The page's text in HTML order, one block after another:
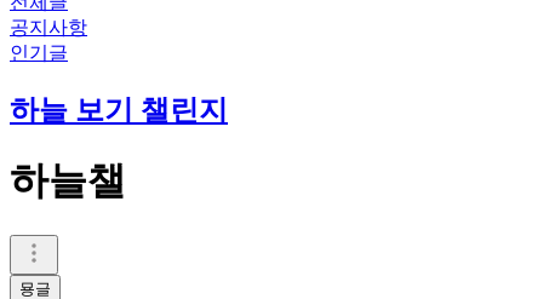
공지사항
인기글
하늘 보기 챌린지
하늘챌
묭글